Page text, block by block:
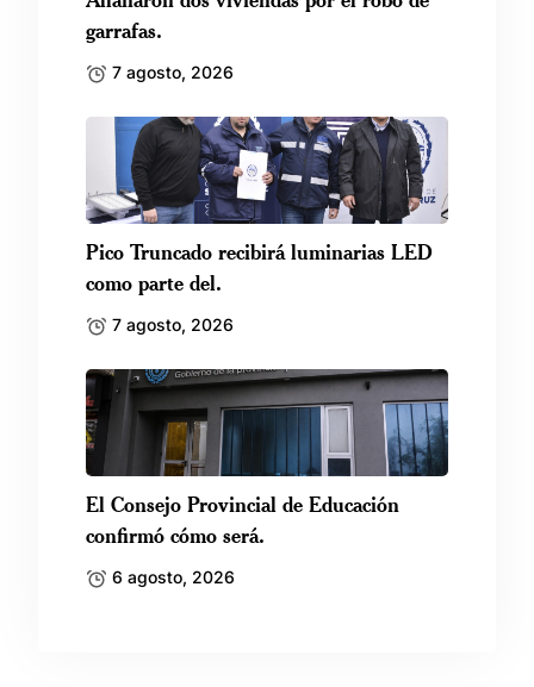
garrafas.
7 agosto, 2026
Pico Truncado recibirá luminarias LED
como parte del.
7 agosto, 2026
El Consejo Provincial de Educación
confirmó cómo será.
6 agosto, 2026